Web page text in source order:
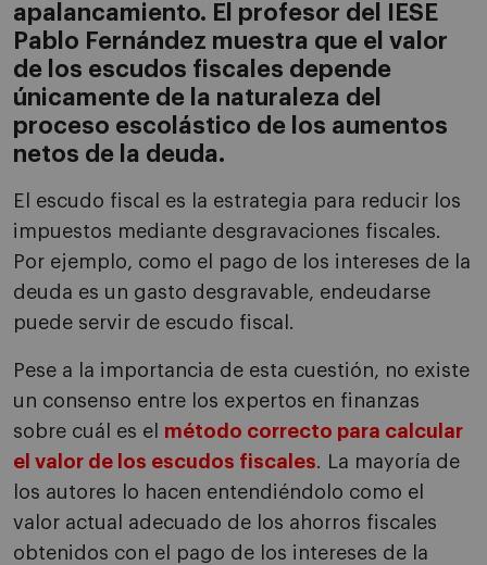
apalancamiento. El profesor del IESE
Pablo Fernández muestra que el valor
de los escudos fiscales depende
únicamente de la naturaleza del
proceso escolástico de los aumentos
netos de la deuda.
El escudo fiscal es la estrategia para reducir los
impuestos mediante desgravaciones fiscales.
Por ejemplo, como el pago de los intereses de la
deuda es un gasto desgravable, endeudarse
puede servir de escudo fiscal.
Pese a la importancia de esta cuestión, no existe
un consenso entre los expertos en finanzas
sobre cuál es el método correcto para calcular
el valor de los escudos fiscales. La mayoría de
los autores lo hacen entendiéndolo como el
valor actual adecuado de los ahorros fiscales
obtenidos con el pago de los intereses de la